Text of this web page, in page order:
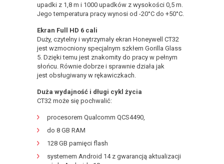
upadki z 1,8 m i 1000 upadków z wysokości 0,5 m.
Jego temperatura pracy wynosi od -20°C do +50°C.
Ekran Full HD 6 cali
Duży, czytelny i wytrzymały ekran Honeywell CT32
jest wzmocniony specjalnym szkłem Gorilla Glass
5. Dzięki temu jest znakomity do pracy w pełnym
słońcu. Równie dobrze i sprawnie działa jak
jest obsługiwany w rękawiczkach.
Duża wydajność i długi cykl życia
CT32 może się pochwalić:
procesorem Qualcomm QCS4490,
do 8 GB RAM
128 GB pamięci flash
systemem Android 14 z gwarancją aktualizacji